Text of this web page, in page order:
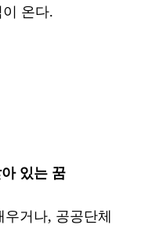
온다.
있는 꿈
거나, 공공단체